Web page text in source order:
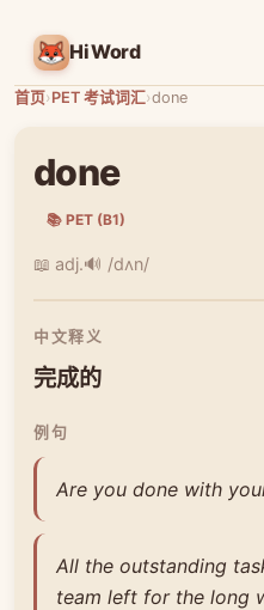
HiWord
首页›PET 考试词汇›done
done
📚 PET (B1)
📖 adj.🔊 /dʌn/
中文释义
完成的
例句
Are you done with
All the outstanding
team left for the long